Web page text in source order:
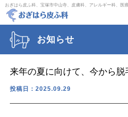
おぎはら皮ふ科、宝塚市中山寺、皮膚科、アレルギー科、医
お知らせ
来年の夏に向けて、今から
投稿日：2025.09.29